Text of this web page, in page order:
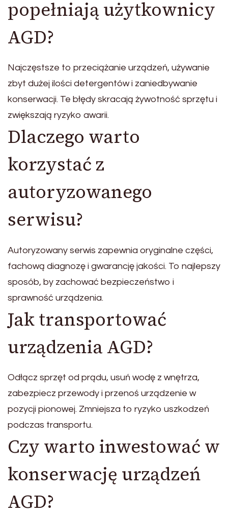
popełniają użytkownicy
AGD?
Najczęstsze to przeciążanie urządzeń, używanie
zbyt dużej ilości detergentów i zaniedbywanie
konserwacji. Te błędy skracają żywotność sprzętu i
zwiększają ryzyko awarii.
Dlaczego warto
korzystać z
autoryzowanego
serwisu?
Autoryzowany serwis zapewnia oryginalne części,
fachową diagnozę i gwarancję jakości. To najlepszy
sposób, by zachować bezpieczeństwo i
sprawność urządzenia.
Jak transportować
urządzenia AGD?
Odłącz sprzęt od prądu, usuń wodę z wnętrza,
zabezpiecz przewody i przenoś urządzenie w
pozycji pionowej. Zmniejsza to ryzyko uszkodzeń
podczas transportu.
Czy warto inwestować w
konserwację urządzeń
AGD?